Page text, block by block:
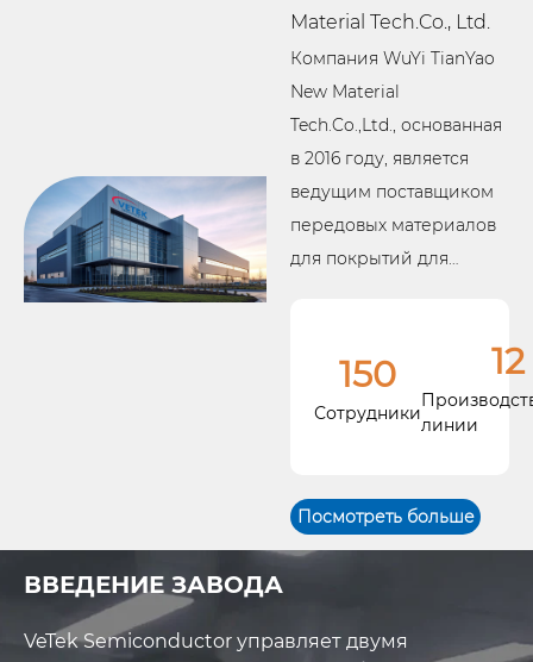
Material Tech.Co., Ltd.
Компания WuYi TianYao
New Material
Tech.Co.,Ltd., основанная
в 2016 году, является
ведущим поставщиком
передовых материалов
для покрытий для
основатель, бывший
эксперт из Института
материалов Китайской
разработку передовых
решений для отрасли.
150
Сотрудники
12
линии
Посмотреть больше
ВВЕДЕНИЕ ЗАВОДА
VeTek Semiconductor управляет двумя